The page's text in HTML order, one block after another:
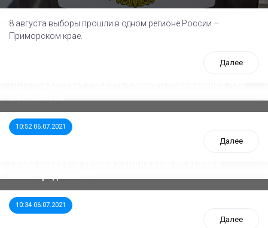
8 августа выборы прошли в одном регионе России –
Приморском крае.
Далее
10:52 06.07.2021
Далее
10:34 06.07.2021
Далее